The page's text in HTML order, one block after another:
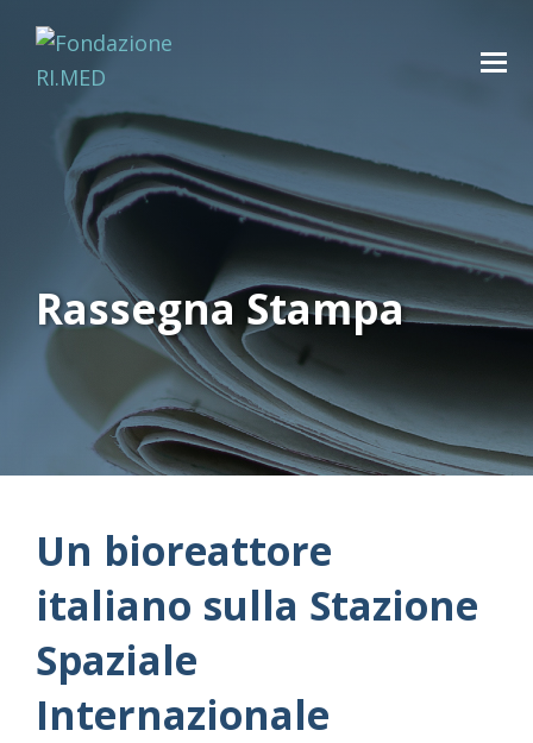
Rassegna Stampa
Un bioreattore
italiano sulla Stazione
Spaziale
Internazionale